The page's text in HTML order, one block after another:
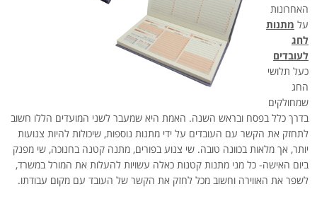
האחרונות
על מתנות
לחג
לעובדים
כעל תלושי
החג
שמחולקים
בדרך כלל בפסח ובראש השנה. האמת היא שמעבר לשני המועדים הללו חשוב
לתחזק את הקשר עם העובדים על ידי מתנות נוספות, שיכולות להיות צנועות
יותר, אך מלאות בכוונה טובה. שי צנוע בפורים, מתנה קטנה בחנוכה, שי מפנק
ביום האישה- כל מני מתנות קטנות כאלה עשויות להעלות את המורל במשרד,
לשפר את האווירה וחשוב מכל לחזק את הקשר של העובד עם מקום עבודתו.